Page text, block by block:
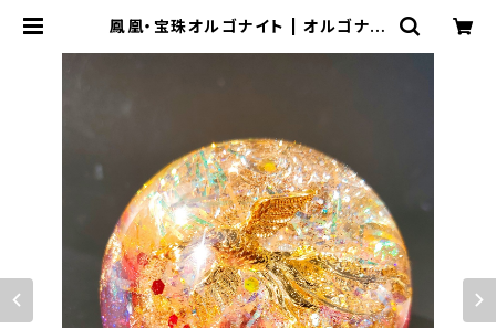
鳳凰・宝珠オルゴナイト | オルゴナイ